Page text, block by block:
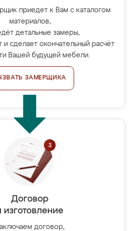
приедет к Вам с каталогом
материалов,
детальные замеры,
и сделает окончательный расчёт
Вашей будущей мебели.
ЗАМЕРЩИКА
Договор
изготовление
договор,